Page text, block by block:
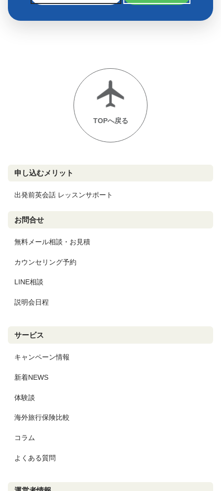
TOPへ戻る
申し込むメリット
出発前英会話 レッスンサポート
お問合せ
無料メール相談・お見積
カウンセリング予約
LINE相談
説明会日程
サービス
キャンペーン情報
新着NEWS
体験談
海外旅行保険比較
コラム
よくある質問